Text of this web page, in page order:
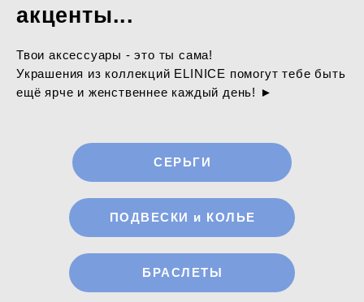
акценты...
Твои аксессуары - это ты сама!
Украшения из коллекций ELINICE помогут тебе быть
ещё ярче и женственнее каждый день! ►
СЕРЬГИ
ПОДВЕСКИ и КОЛЬЕ
БРАСЛЕТЫ